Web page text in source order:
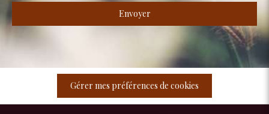
Envoyer
Gérer mes préférences de cookies